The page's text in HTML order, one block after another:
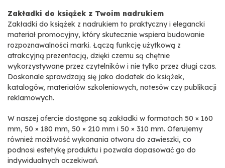
Zakładki do książek z Twoim nadrukiem
Zakładki do książek z nadrukiem to praktyczny i elegancki
materiał promocyjny, który skutecznie wspiera budowanie
rozpoznawalności marki. Łączą funkcję użytkową z
atrakcyjną prezentacją, dzięki czemu są chętnie
wykorzystywane przez czytelników i nie tylko przez długi czas.
Doskonale sprawdzają się jako dodatek do książek,
katalogów, materiałów szkoleniowych, notesów czy publikacji
reklamowych.
W naszej ofercie dostępne są zakładki w formatach 50 × 160
mm, 50 × 180 mm, 50 × 210 mm i 50 × 310 mm. Oferujemy
również możliwość wykonania otworu do zawieszki, co
podnosi estetykę produktu i pozwala dopasować go do
indywidualnych oczekiwań.